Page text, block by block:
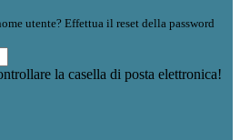
utente? Effettua il reset della password
la casella di posta elettronica!